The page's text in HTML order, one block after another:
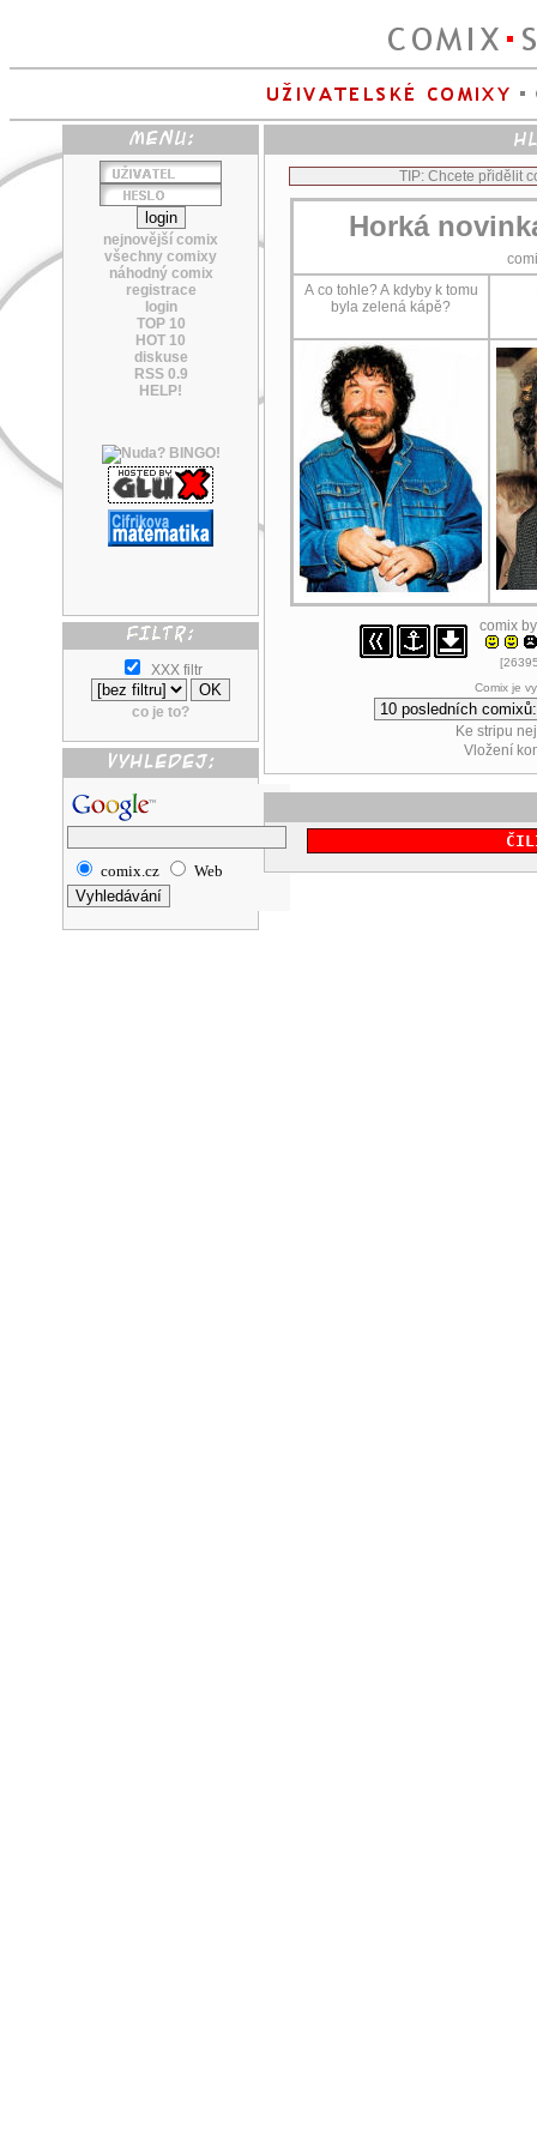
nejnovější comix
všechny comixy
náhodný comix
registrace
login
TOP 10
HOT 10
diskuse
RSS 0.9
HELP!
XXX filtr
co je to?
comix.cz Web
TIP: Chcete přidělit
Horká
A co tohle? A kdyby k tomu
byla zelená kápě?
comix
Comix je
Ke stripu
Vložení